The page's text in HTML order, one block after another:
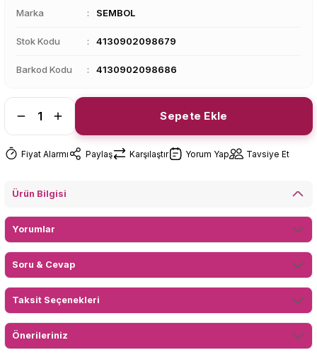
Marka SEMBOL
Stok Kodu 4130902098679
Barkod Kodu 4130902098686
Sepete Ekle
Fiyat Alarmı Paylaş Karşılaştır Yorum Yap Tavsiye Et
Ürün Bilgisi
Yorumlar
Soru & Cevap
Taksit Seçenekleri
Önerileriniz